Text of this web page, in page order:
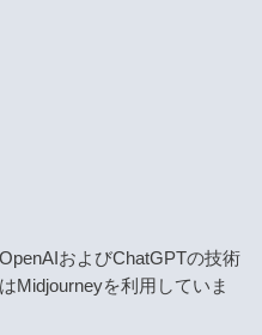
およびChatGPTの技術
Midjourneyを利用していま